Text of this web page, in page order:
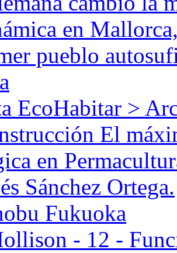
en
pueblo
EcoHabitar >
El
en
Sánchez Ortega.
Fukuoka
- 12 -